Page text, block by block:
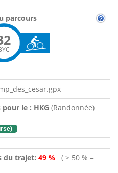
parcours
le : HKG (Randonnée)
du trajet: 49 % ( > 50 % =